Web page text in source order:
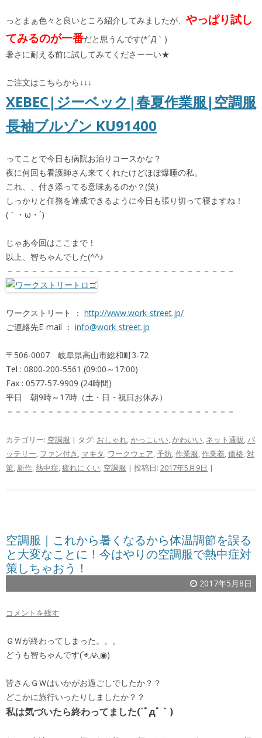
っとまぁ色々と良いところ紹介してみましたが、 やっぱり試し
てみるのが一番だと思うんです(*´Д｀)
暑さに耐える前に試してみてくださーーい★
ご注文はこちらから↓↓↓
XEBEC|ジーベック|春夏作業服|空調服
長袖ブルゾン KU91400
ってことで今日も病院お泊りコースかな？
夜に何回も看護師さん来てくれたけどほぼ爆睡の私。
これ、、付き添ってる意味あるのか？(笑)
しっかりと任務を達成できるように今日も張り切って寝ますね！
(｀・ω・´)
じゃあ今回はここまで！
以上、智ちゃんでした(^^♪
－－－－－－－－－－－－－－－－－－－－－－－－－－－－
ワークストリート ： http://www.work-street.jp/
ご連絡先E-mail ： info@work-street.jp
〒506-0007 岐阜県高山市総和町3-72
Tel : 0800-200-5561 (09:00～17:00)
Fax : 0577-57-9909 (24時間)
平日 朝9時～17時（土・日・祝日お休み）
－－－－－－－－－－－－－－－－－－－－－－－－－－－－
カテゴリー: 空調服 | タグ: おしゃれ,かっこいい,かわいい, ネット通販,バ
ッテリー, ファン付き , マキタ, ワークウェア,予防,作業服,作業着,価格,対
策, 新作,熱中症,疲れにくい, 空調服 | 投稿日: 2017年5月9日 |
空調服｜これから暑くなるから体温調節を誤る
と大変なことに！今はやりの空調服で熱中症対
策しちゃおう！
2017年5月8日
コメントを残す
ＧＷが終わってしまった。。。
どうも智ちゃんです(´◉◞౪◟◉)
皆さんＧＷはいかがお過ごしでしたか？？
どこかに旅行いったりしましたか？？
私は気づいたら終わってました(´ﾟдﾟ｀)